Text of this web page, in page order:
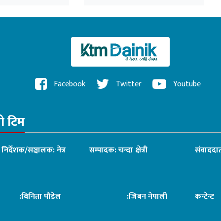
Facebook Twitter Youtube
टिम
निर्देशक/सञ्चालक: नेत्र सम्पादक: चन्दा क्षेत्री
पौडेल :जिबन नेपाली